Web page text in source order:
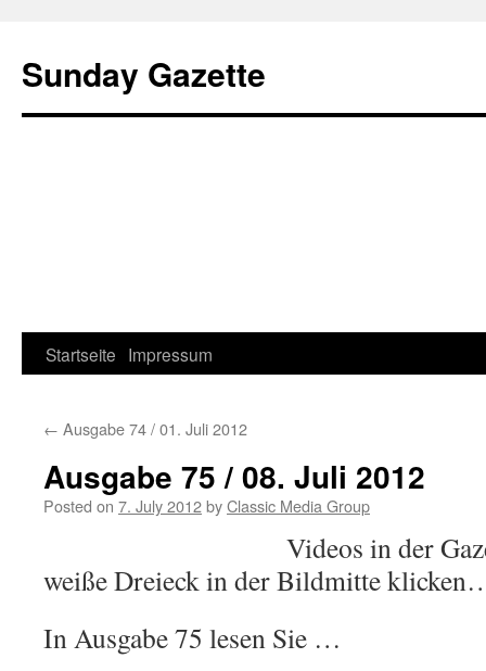
Sunday Gazette
Skip
content
Startseite Impressum
← Ausgabe 74 / 01. Juli 2012
Ausgabe 75 / 08. Juli 2012
Posted on 7. July 2012byClassic Media Group
Videos in der
weiße Dreieck in der Bildmitte
In Ausgabe 75 lesen Sie …